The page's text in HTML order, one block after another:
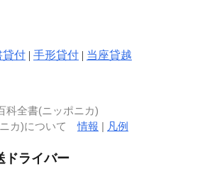
貸付 | 手形貸付 | 当座貸越
全書(ニッポニカ)
ニカ)について情報 | 凡例
ドライバー